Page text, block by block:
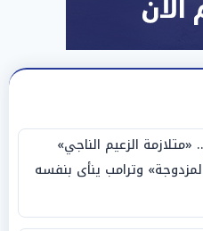
«متلازمة الزعيم الناجي»
وترامب ينأى بنفسه
استراتيجي»